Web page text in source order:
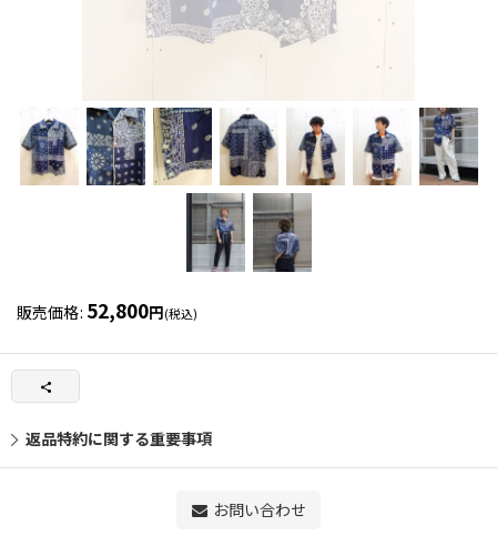
販売価格: 52,800円(税込)
返品特約に関する重要事項
お問い合わせ